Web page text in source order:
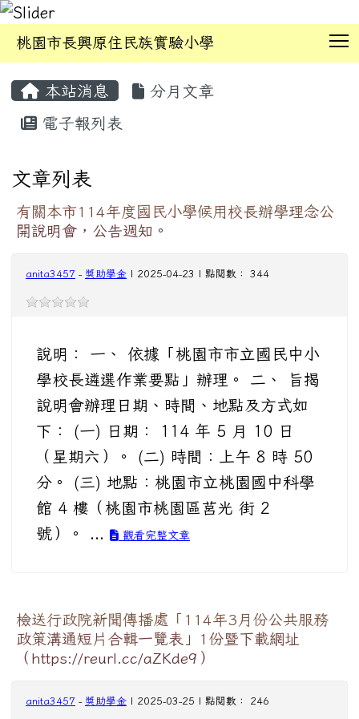
桃園市長興原住民族實驗小學
本站消息
分月文章
電子報列表
文章列表
有關本市114年度國民小學候用校長辦學理念公
開說明會，公告週知。
anita3457 - 獎助學金 | 2025-04-23 | 點閱數： 344
說明： 一、 依據「桃園市市立國民中小
學校長遴選作業要點」辦理。 二、 旨揭
說明會辦理日期、時間、地點及方式如
下： (一) 日期： 114 年 5 月 10 日
（星期六）。 (二) 時間：上午 8 時 50
分。 (三) 地點：桃園市立桃園國中科學
館 4 樓（桃園市桃園區莒光 街 2
號）。 ...
觀看完整文章
檢送行政院新聞傳播處「114年3月份公共服務
政策溝通短片合輯一覽表」1份暨下載網址
（https://reurl.cc/aZKde9）
anita3457 - 獎助學金 | 2025-03-25 | 點閱數： 246